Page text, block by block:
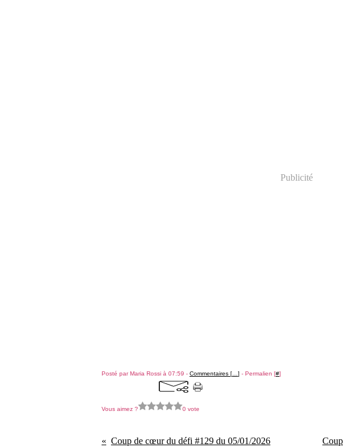
Publicité
Posté par Maria Rossi à 07:59 - Commentaires [ ] - Permalien [#]
Vous aimez ? 0 vote
Coup de cœur du défi #129 du 05/01/2026